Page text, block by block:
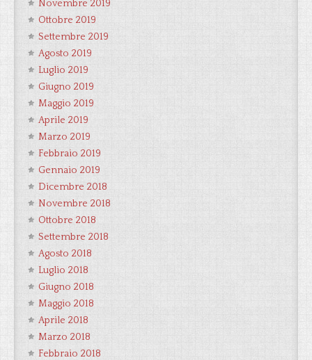
Novembre 2019
Ottobre 2019
Settembre 2019
Agosto 2019
Luglio 2019
Giugno 2019
Maggio 2019
Aprile 2019
Marzo 2019
Febbraio 2019
Gennaio 2019
Dicembre 2018
Novembre 2018
Ottobre 2018
Settembre 2018
Agosto 2018
Luglio 2018
Giugno 2018
Maggio 2018
Aprile 2018
Marzo 2018
Febbraio 2018